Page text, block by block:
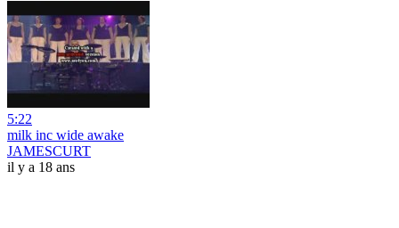
5:22
milk inc wide awake
JAMESCURT
il y a 18 ans